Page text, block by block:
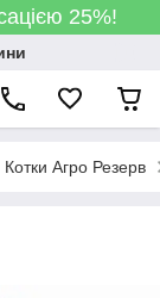
25%!
Котки Агро Резерв